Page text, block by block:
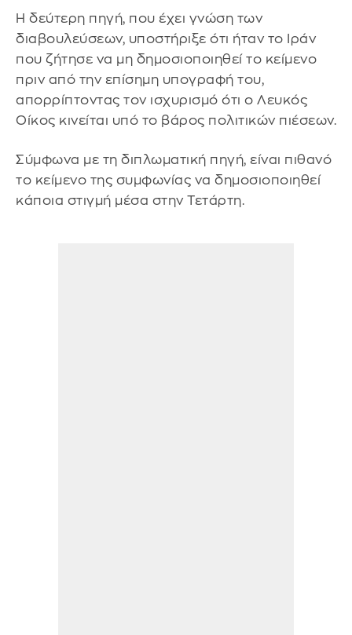
Η δεύτερη πηγή, που έχει γνώση των
διαβουλεύσεων, υποστήριξε ότι ήταν το Ιράν
που ζήτησε να μη δημοσιοποιηθεί το κείμενο
πριν από την επίσημη υπογραφή του,
απορρίπτοντας τον ισχυρισμό ότι ο Λευκός
Οίκος κινείται υπό το βάρος πολιτικών πιέσεων.
Σύμφωνα με τη διπλωματική πηγή, είναι πιθανό
το κείμενο της συμφωνίας να δημοσιοποιηθεί
κάποια στιγμή μέσα στην Τετάρτη.